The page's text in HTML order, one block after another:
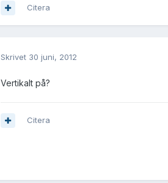
Citera
Skrivet 30 juni, 2012
Vertikalt på?
Citera